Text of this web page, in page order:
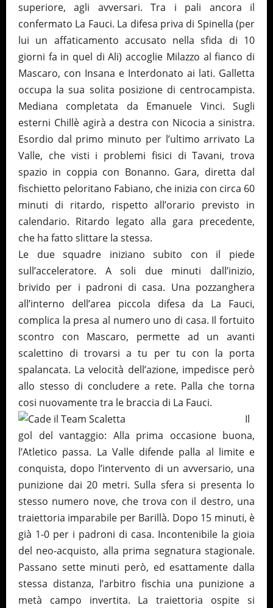
superiore, agli avversari. Tra i pali ancora il
confermato La Fauci. La difesa priva di Spinella (per
lui un affaticamento accusato nella sfida di 10
giorni fa in quel di Ali) accoglie Milazzo al fianco di
Mascaro, con Insana e Interdonato ai lati. Galletta
occupa la sua solita posizione di centrocampista.
Mediana completata da Emanuele Vinci. Sugli
esterni Chillè agirà a destra con Nicocia a sinistra.
Esordio dal primo minuto per l’ultimo arrivato La
Valle, che visti i problemi fisici di Tavani, trova
spazio in coppia con Bonanno. Gara, diretta dal
fischietto peloritano Fabiano, che inizia con circa 60
minuti di ritardo, rispetto all’orario previsto in
calendario. Ritardo legato alla gara precedente,
che ha fatto slittare la stessa.
Le due squadre iniziano subito con il piede
sull’acceleratore. A soli due minuti dall’inizio,
brivido per i padroni di casa. Una pozzanghera
all’interno dell’area piccola difesa da La Fauci,
complica la presa al numero uno di casa. Il fortuito
scontro con Mascaro, permette ad un avanti
scalettino di trovarsi a tu per tu con la porta
spalancata. La velocità dell’azione, impedisce però
allo stesso di concludere a rete. Palla che torna
cosi nuovamente tra le braccia di La Fauci.
Il
gol del vantaggio: Alla prima occasione buona,
l’Atletico passa. La Valle difende palla al limite e
conquista, dopo l’intervento di un avversario, una
punizione dai 20 metri. Sulla sfera si presenta lo
stesso numero nove, che trova con il destro, una
traiettoria imparabile per Barillà. Dopo 15 minuti, è
già 1-0 per i padroni di casa. Incontenibile la gioia
del neo-acquisto, alla prima segnatura stagionale.
Passano sette minuti però, ed esattamente dalla
stessa distanza, l’arbitro fischia una punizione a
metà campo invertita. La traiettoria ospite si